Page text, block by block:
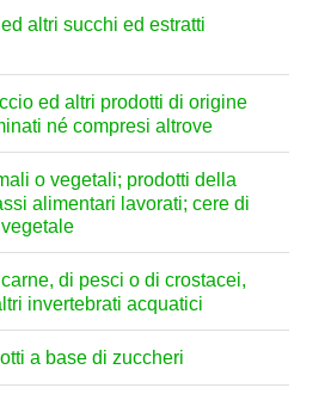
altri succhi ed estratti
ed altri prodotti di origine
né compresi altrove
o vegetali; prodotti della
alimentari lavorati; cere di
di pesci o di crostacei,
invertebrati acquatici
a base di zuccheri